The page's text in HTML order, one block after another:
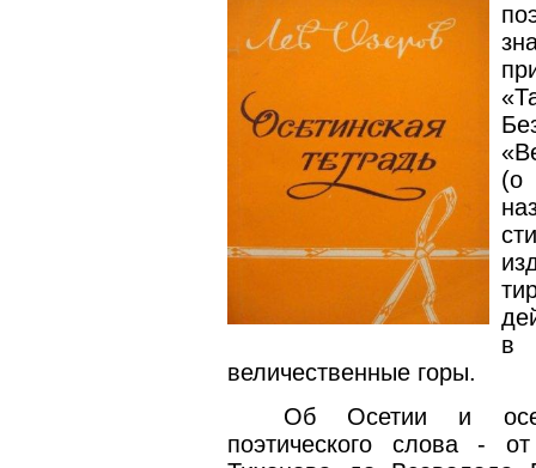
(о
в
величественные горы.
Об Осетии и
поэтического слова -